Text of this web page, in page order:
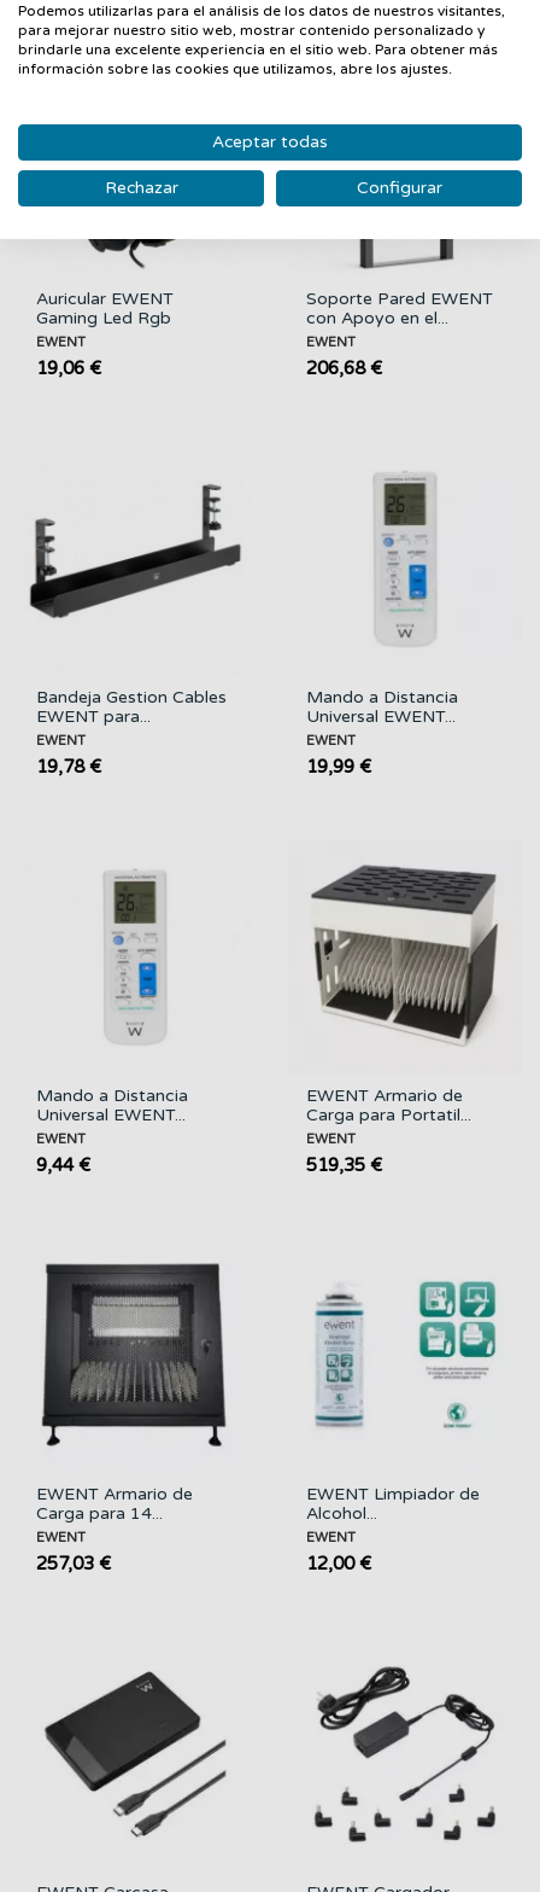
Auricular EWENT
Gaming Led Rgb
EWENT
19,06 €
Soporte Pared EWENT
con Apoyo en el...
EWENT
206,68 €
Bandeja Gestion Cables
EWENT para...
EWENT
19,78 €
Mando a Distancia
Universal EWENT...
EWENT
19,99 €
Mando a Distancia
Universal EWENT...
EWENT
9,44 €
EWENT Armario de
Carga para Portatil...
EWENT
519,35 €
EWENT Armario de
Carga para 14...
EWENT
257,03 €
EWENT Limpiador de
Alcohol...
EWENT
12,00 €
Podemos utilizarlas para el análisis de los datos de nuestros visitantes,
para mejorar nuestro sitio web, mostrar contenido personalizado y
brindarle una excelente experiencia en el sitio web. Para obtener más
información sobre las cookies que utilizamos, abre los ajustes.
Aceptar todas
Rechazar Configurar